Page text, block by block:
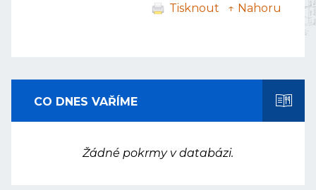
Tisknout ↑ Nahoru
CO DNES VAŘÍME
Žádné pokrmy v databázi.